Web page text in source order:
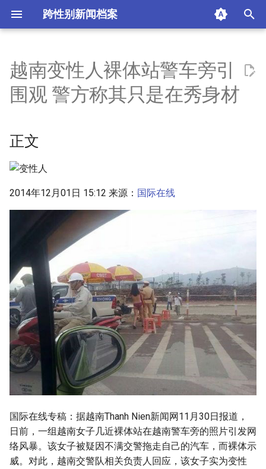
跨性别新闻档案
i
t
a
l
i
z
g
s
e
r
正文
附加信息 [Processed Page
越南变性人裸体站警车旁引
围观 警方称其只是在秀身材
正文
2014年12月01日 15:12 来源： 国际在线
国际在线专稿：据越南Thanh Nien新闻网11月30日报道，
日前，一组越南女子几近裸体站在越南警车旁的照片引发网
络风暴。该女子被疑因不满交警拖走自己的汽车，而裸体示
威。对此，越南交警队相关负责人回应，该女子实为变性